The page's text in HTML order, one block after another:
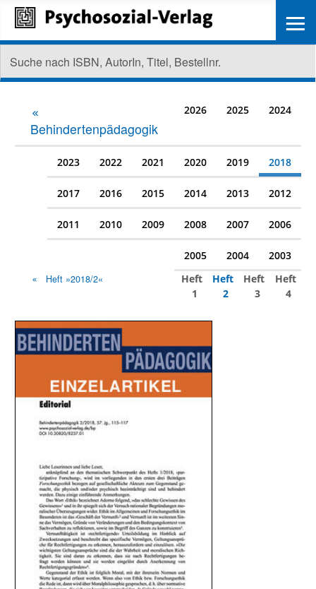
Behindertenpädagogik
2026 2025 2024
2023 2022 2021 2020 2019 2018
2017 2016 2015 2014 2013 2012
2011 2010 2009 2008 2007 2006
2005 2004 2003
Heft »2018/2«
Heft
1
Heft
2
Heft
3
Heft
4
≡